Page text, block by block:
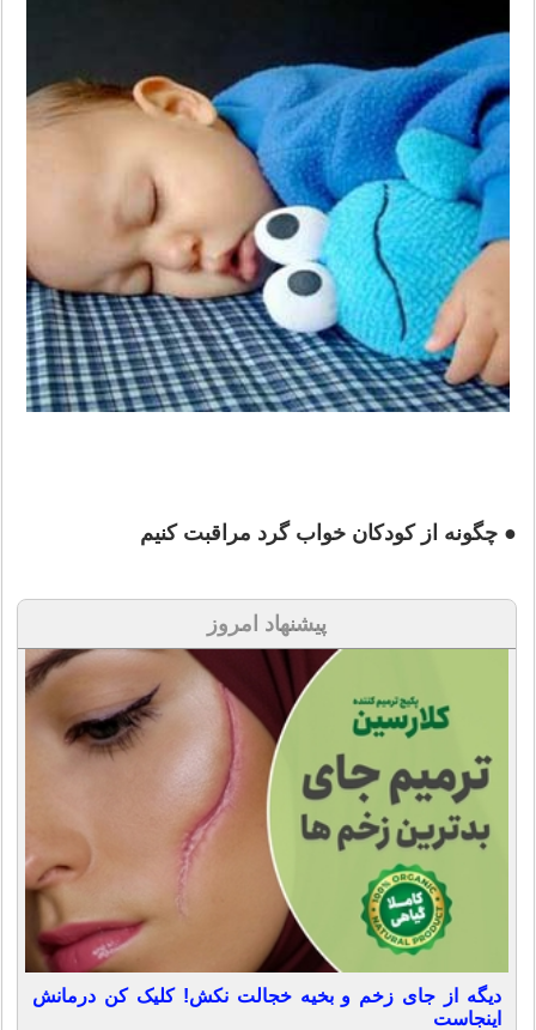
● چگونه از کودکان خواب گرد مراقبت کنیم
پیشنهاد امروز
دیگه از جای زخم و بخیه خجالت نکش! کلیک کن درمانش
اینجاست